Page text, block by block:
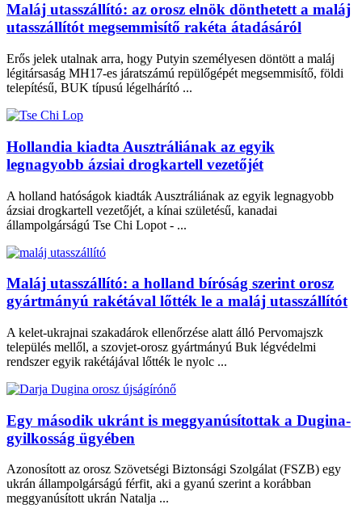
Maláj utasszállító: az orosz elnök dönthetett a maláj
utasszállítót megsemmisítő rakéta átadásáról
Erős jelek utalnak arra, hogy Putyin személyesen döntött a maláj
légitársaság MH17-es járatszámú repülőgépét megsemmisítő, földi
telepítésű, BUK típusú légelhárító ...
Hollandia kiadta Ausztráliának az egyik
legnagyobb ázsiai drogkartell vezetőjét
A holland hatóságok kiadták Ausztráliának az egyik legnagyobb
ázsiai drogkartell vezetőjét, a kínai születésű, kanadai
állampolgárságú Tse Chi Lopot - ...
Maláj utasszállító: a holland bíróság szerint orosz
gyártmányú rakétával lőtték le a maláj utasszállítót
A kelet-ukrajnai szakadárok ellenőrzése alatt álló Pervomajszk
település mellől, a szovjet-orosz gyártmányú Buk légvédelmi
rendszer egyik rakétájával lőtték le nyolc ...
Egy második ukránt is meggyanúsítottak a Dugina-
gyilkosság ügyében
Azonosított az orosz Szövetségi Biztonsági Szolgálat (FSZB) egy
ukrán állampolgárságú férfit, aki a gyanú szerint a korábban
meggyanúsított ukrán Natalja ...